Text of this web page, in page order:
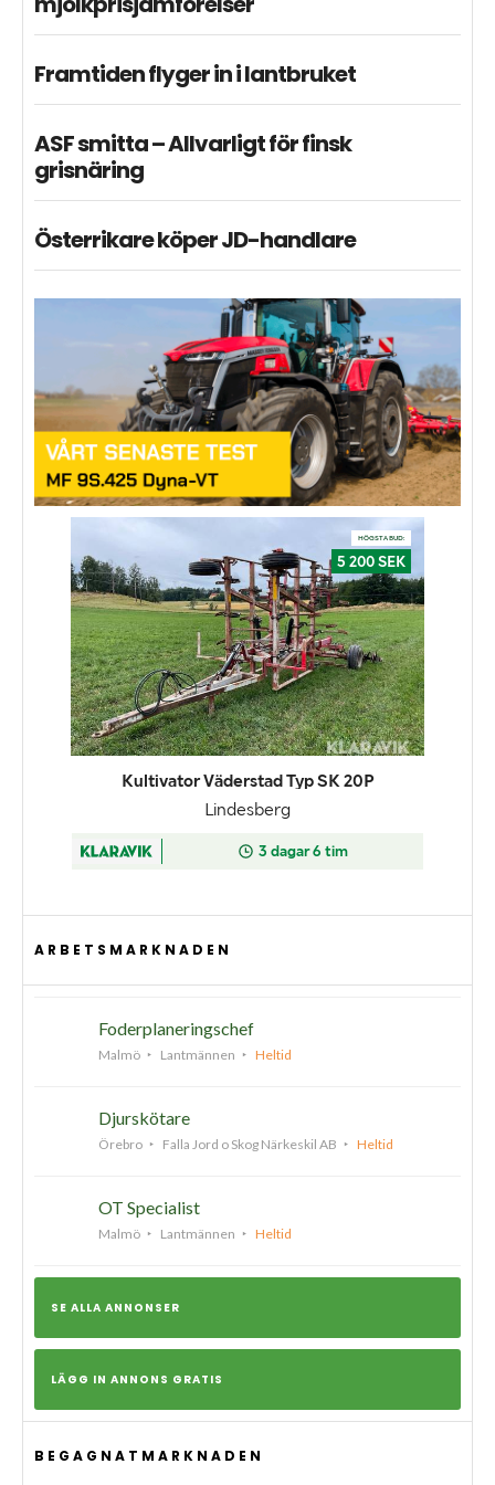
Framtiden flyger in i lantbruket
ASF smitta – Allvarligt för finsk
grisnäring
Österrikare köper JD-handlare
ARBETSMARKNADEN
Foderplaneringschef
Malmö Lantmännen Heltid
Djurskötare
Örebro Falla Jord o Skog Närkeskil AB Heltid
OT Specialist
Malmö Lantmännen Heltid
SE ALLA ANNONSER
LÄGG IN ANNONS GRATIS
BEGAGNATMARKNADEN